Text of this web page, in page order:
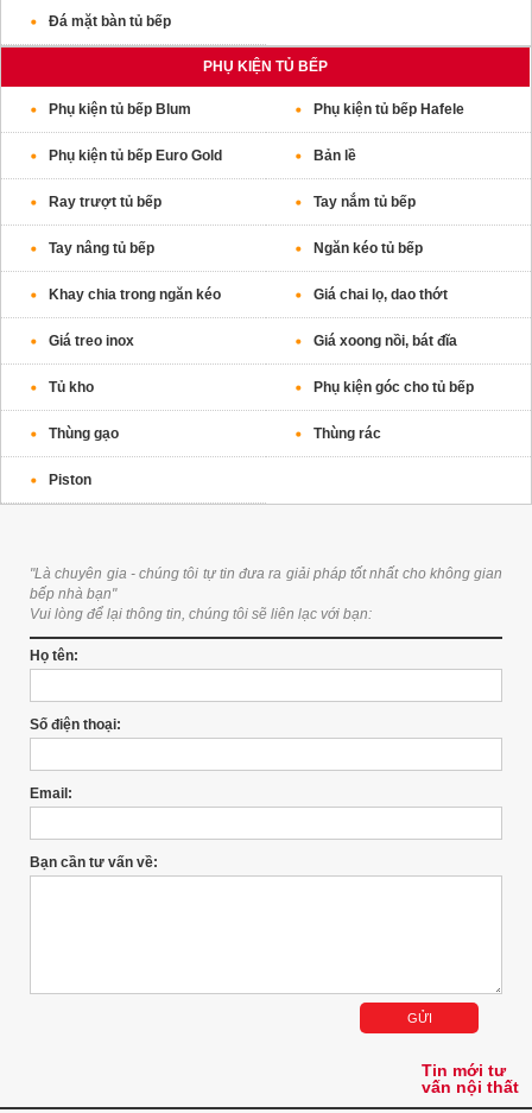
Đá mặt bàn tủ bếp
PHỤ KIỆN TỦ BẾP
Phụ kiện tủ bếp Blum Phụ kiện tủ bếp Hafele
Phụ kiện tủ bếp Euro Gold Bản lề
Ray trượt tủ bếp Tay nắm tủ bếp
Tay nâng tủ bếp Ngăn kéo tủ bếp
Khay chia trong ngăn kéo Giá chai lọ, dao thớt
Giá treo inox Giá xoong nồi, bát đĩa
Tủ kho Phụ kiện góc cho tủ bếp
Thùng gạo Thùng rác
Piston
"Là chuyên gia - chúng tôi tự tin đưa ra giải pháp tốt nhất cho không gian
bếp nhà bạn"
Vui lòng để lại thông tin, chúng tôi sẽ liên lạc với bạn:
Họ tên:
Số điện thoại:
Email:
Bạn cần tư vấn về:
Tin mới tư
vấn nội thất